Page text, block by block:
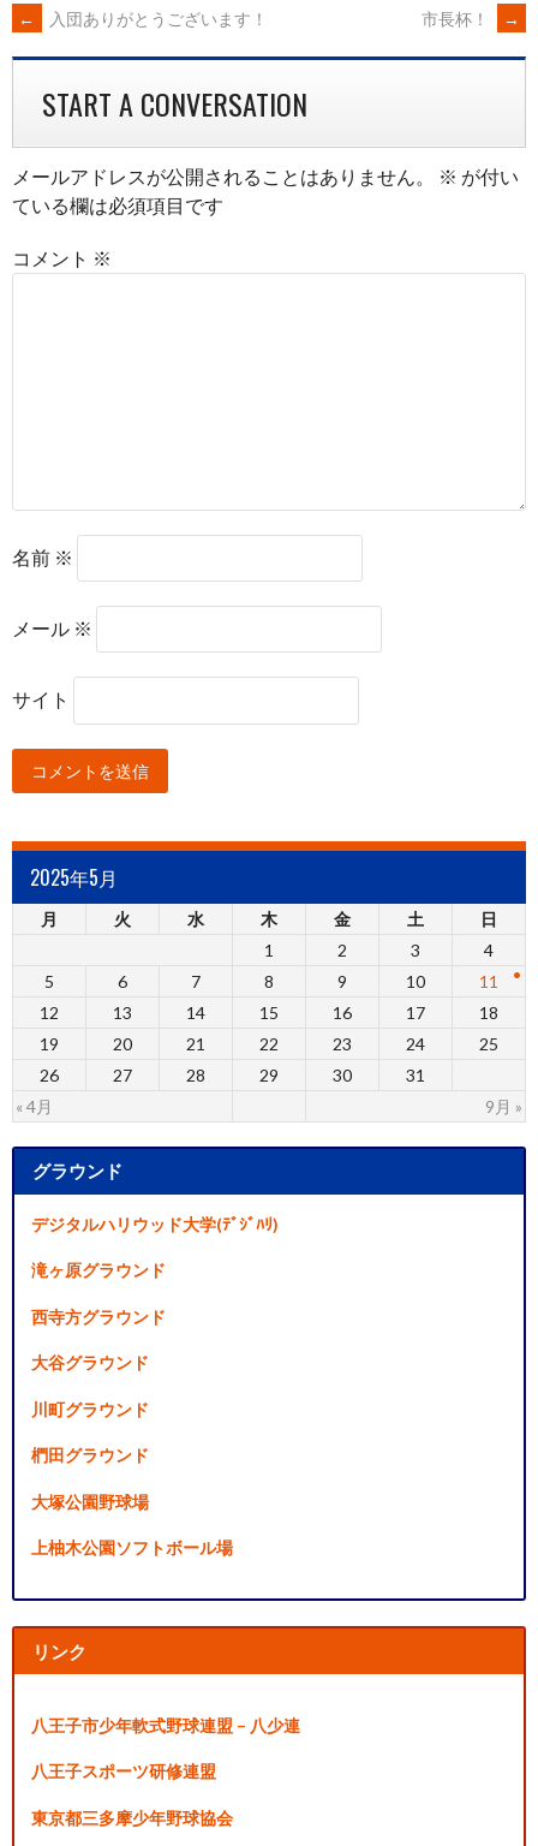
POST
NAVIGATION
← 入団ありがとうございます！ 市長杯！ →
START A CONVERSATION
メールアドレスが公開されることはありません。 ※ が付い
ている欄は必須項目です
コメント ※
名前 ※
メール ※
サイト
2025年5月
月 火 水 木 金 土 日
« 4月 9月 »
1 2 3
4
5
6 7 8 9 10
11
12
13 14 15 16 17
18
19
20 21 22 23 24
25
26
27 28 29 30 31
グラウンド
デジタルハリウッド大学(ﾃﾞｼﾞﾊﾘ)
滝ヶ原グラウンド
西寺方グラウンド
大谷グラウンド
川町グラウンド
椚田グラウンド
大塚公園野球場
上柚木公園ソフトボール場
リンク
八王子市少年軟式野球連盟 – 八少連
八王子スポーツ研修連盟
東京都三多摩少年野球協会